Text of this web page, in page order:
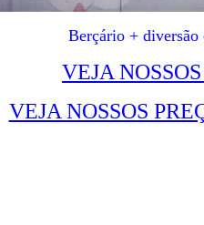
Berçário +
VEJA
VEJA NOSSOS